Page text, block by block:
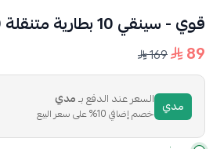
قوي - سينقي 10 بطارية متنقلة 10,000 ملي امبير
89
169
مدي السعر عند الدفع بـمدي
خصم إضافي 10% على سعر البيع